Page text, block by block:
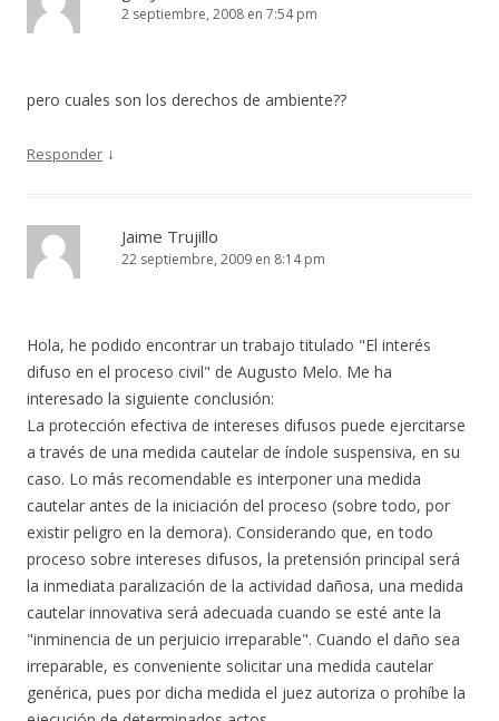
2 septiembre, 2008 en 7:54 pm
pero cuales son los derechos de ambiente??
Responder ↓
Jaime Trujillo
22 septiembre, 2009 en 8:14 pm
Hola, he podido encontrar un trabajo titulado "El interés
difuso en el proceso civil" de Augusto Melo. Me ha
interesado la siguiente conclusión:
La protección efectiva de intereses difusos puede ejercitarse
a través de una medida cautelar de índole suspensiva, en su
caso. Lo más recomendable es interponer una medida
cautelar antes de la iniciación del proceso (sobre todo, por
existir peligro en la demora). Considerando que, en todo
proceso sobre intereses difusos, la pretensión principal será
la inmediata paralización de la actividad dañosa, una medida
cautelar innovativa será adecuada cuando se esté ante la
"inminencia de un perjuicio irreparable". Cuando el daño sea
irreparable, es conveniente solicitar una medida cautelar
genérica, pues por dicha medida el juez autoriza o prohíbe la